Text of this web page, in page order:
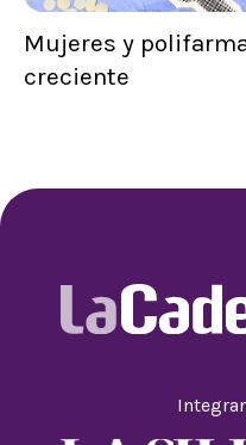
Mujeres y
creciente